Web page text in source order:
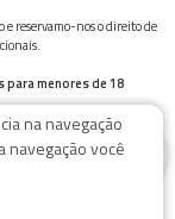
e reservamo-nos o direito de
menores de 18
graves males à saúde.
na navegação
navegação você